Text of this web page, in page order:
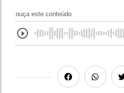
ouça este conteúdo